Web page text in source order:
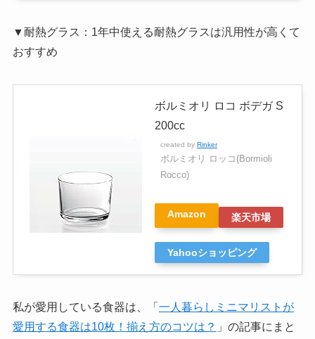
▼耐熱グラス：1年中使える耐熱グラスは汎用性が高くて
おすすめ
ボルミオリ ロコ ボデガ S
200cc
created by Rinker
ボルミオリ ロッコ(Bormioli
Rocco)
Amazon 楽天市場
Yahooショッピング
私が愛用している食器は、「 一人暮らしミニマリストが
愛用する食器は10枚！揃え方のコツは？ 」の記事にまと